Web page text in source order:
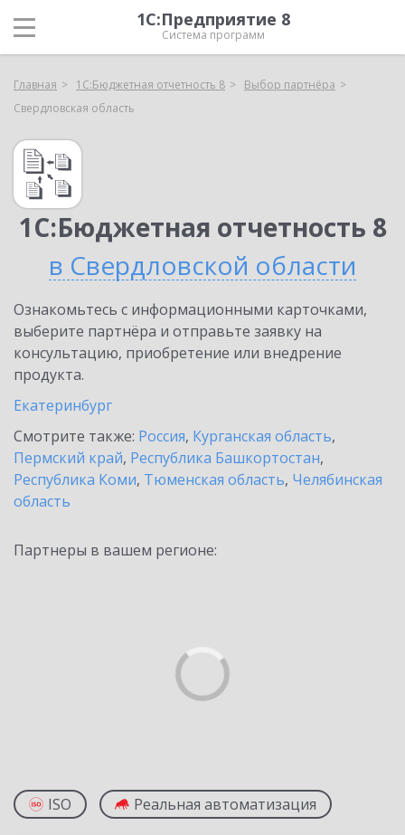
1С:Предприятие 8
Система программ
Главная 1С:Бюджетная отчетность 8
Выбор партнёра
Свердловская область
1С:Бюджетная отчетность 8
в Свердловской области
Ознакомьтесь с информационными карточками,
выберите партнёра и отправьте заявку на
консультацию, приобретение или внедрение
продукта.
Екатеринбург
Смотрите также: Россия, Курганская область,
Пермский край, Республика Башкортостан,
Республика Коми, Тюменская область, Челябинская
область
Партнеры в вашем регионе:
ISO Реальная автоматизация